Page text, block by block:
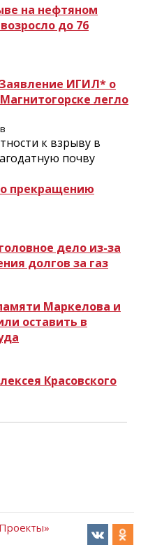
на нефтяном
до 76
ИГИЛ* о
легло
к взрыву в
почву
прекращению
дело из-за
долгов за газ
Маркелова и
оставить в
Красовского